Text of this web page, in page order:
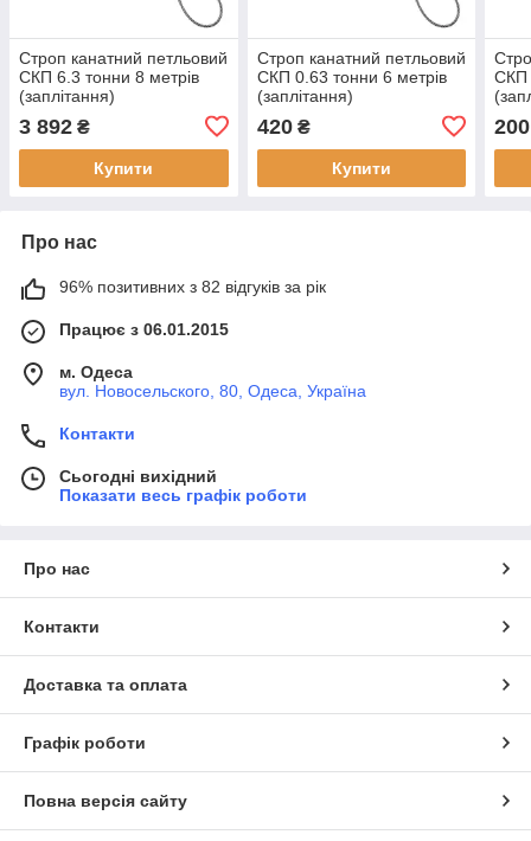
Строп канатний петльовий
СКП 6.3 тонни 8 метрів
(заплітання)
3 892 ₴
Купити
Строп канатний петльовий
СКП 0.63 тонни 6 метрів
(заплітання)
420₴
Купити
СКП
200
Про нас
96% позитивних з 82 відгуків за рік
Працює з 06.01.2015
м. Одеса
вул. Новосельского, 80, Одеса, Україна
Контакти
Сьогодні вихідний
Показати весь графік роботи
Про нас
Контакти
Доставка та оплата
Графік роботи
Повна версія сайту